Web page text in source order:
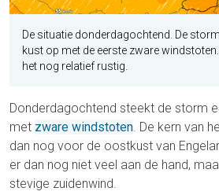
De situatie donderdagochtend. De
kust op met de eerste zware
het nog relatief rustig.
Donderdagochtend steekt de storm
met zware windstoten. De kern van
dan nog voor de oostkust van
er dan nog niet veel aan de hand,
stevige zuidenwind.